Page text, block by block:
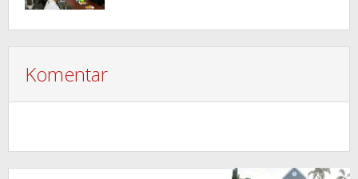
Komentar